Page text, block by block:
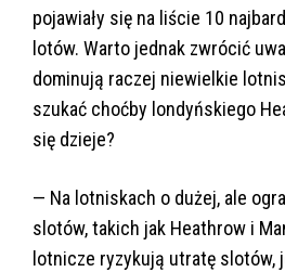
pojawiały się na liście 10
lotów. Warto jednak zwrócić
dominują raczej niewielkie
szukać choćby londyńskiego
się dzieje?
— Na lotniskach o dużej, ale
slotów, takich jak Heathrow i
lotnicze ryzykują utratę slotów,